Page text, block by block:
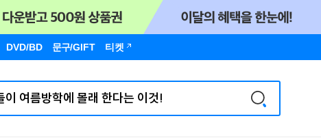
DVD/BD 문구/GIFT 티켓